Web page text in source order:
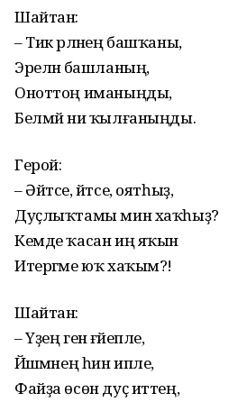
Шайтан:
– Тик әрләнең башҡаны,
Эреләнә башланың,
Оноттоң иманыңды,
Белмәй ни ҡылғаныңды.
Герой:
– Әйтсе, әйтсе, оятһыҙ,
Дуҫлыҡтамы мин хаҡһыҙ?
Кемде ҡасан иң яҡын
Итергәме юҡ хаҡым?!
Шайтан:
– Үҙең генә ғәйепле,
Йәшәмәнең һин ипле,
Файҙа өсөн дуҫ иттең,